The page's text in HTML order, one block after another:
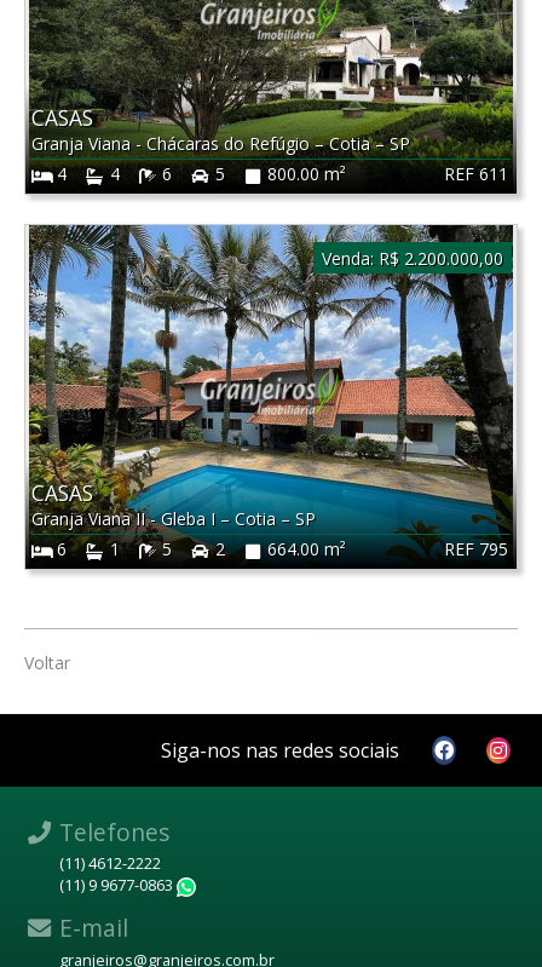
REF 611
CASAS
Granja Viana - Chácaras do Refúgio–Cotia–SP
4
4 6 5 800.00 m²
REF 795
CASAS
Granja Viana II - Gleba I–Cotia–SP
6
1 5 2 664.00 m²
Venda: R$ 2.200.000,00
Voltar
Siga-nos nas redes sociais
Telefones
(11) 4612-2222
(11) 9 9677-0863
E-mail
granjeiros@granjeiros.com.br